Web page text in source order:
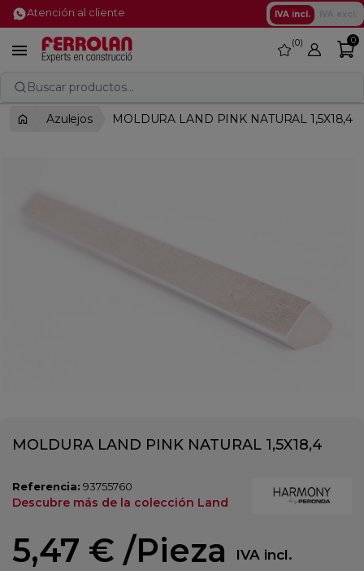
Atención al cliente IVA incl.
 favorite
0 0
Buscar productos...
Azulejos MOLDURA LAND PINK NATURAL 1,5X18,4
MOLDURA LAND PINK NATURAL 1,5X18,4
Referencia: 93755760
Descubre más de la colección Land
5,47 € /Pieza IVA incl.